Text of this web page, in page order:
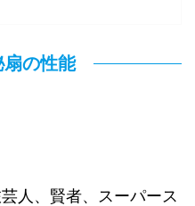
の性能
人、賢者、スーパース